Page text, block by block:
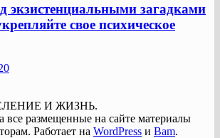
экзистенциальными загадками
свое психическое
И ЖИЗНЬ.
все размещенные на сайте материалы
Работает на WordPress и Bam.